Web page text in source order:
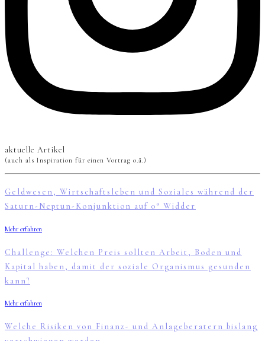
aktuelle Artikel
(auch als Inspiration für einen Vortrag o.ä.)
Geldwesen, Wirtschaftsleben und Soziales während der
Saturn-Neptun-Konjunktion auf 0° Widder
Mehr erfahren
Challenge: Welchen Preis sollten Arbeit, Boden und
Kapital haben, damit der soziale Organismus gesunden
kann?
Mehr erfahren
Welche Risiken von Finanz- und Anlageberatern bislang